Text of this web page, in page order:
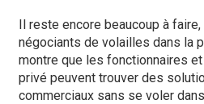
Il reste encore beaucoup à
négociants de volailles dans la
montre que les fonctionnaires
privé peuvent trouver des
commerciaux sans se voler